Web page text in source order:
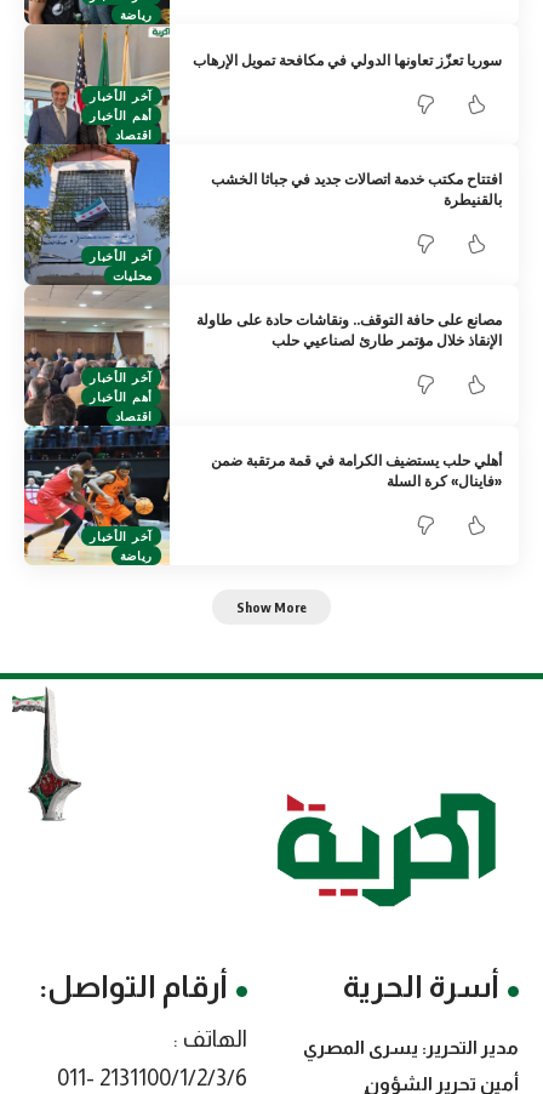
رياضة
آخر الأخبار
أهم الأخبار
اقتصاد
سوريا تعزّز تعاونها الدولي في مكافحة تمويل الإرهاب
آخر الأخبار
محليات
افتتاح مكتب خدمة اتصالات جديد في جباثا الخشب
بالقنيطرة
آخر الأخبار
أهم الأخبار
اقتصاد
مصانع على حافة التوقف.. ونقاشات حادة على طاولة
الإنقاذ خلال مؤتمر طارئ لصناعيي حلب
آخر الأخبار
رياضة
أهلي حلب يستضيف الكرامة في قمة مرتقبة ضمن
«فاينال» كرة السلة
Show More
أسرة الحرية
مدير التحرير: يسرى المصري
أمين تحرير الشؤون
أرقام التواصل:
الهاتف :
2131100/1/2/3/6 -011